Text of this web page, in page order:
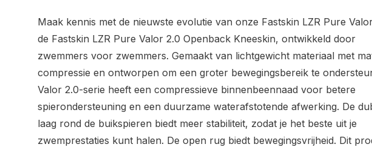
Maak kennis met de nieuwste evolutie van onze Fastskin LZR Pure
de Fastskin LZR Pure Valor 2.0 Openback Kneeskin, ontwikkeld door
zwemmers voor zwemmers. Gemaakt van lichtgewicht materiaal met
compressie en ontworpen om een groter bewegingsbereik te
Valor 2.0-serie heeft een compressieve binnenbeennaad voor betere
spierondersteuning en een duurzame waterafstotende afwerking. De
laag rond de buikspieren biedt meer stabiliteit, zodat je het beste uit je
zwemprestaties kunt halen. De open rug biedt bewegingsvrijheid. Dit